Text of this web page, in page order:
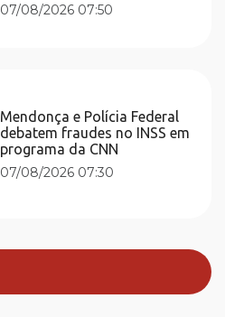
07/08/2026 07:50
Mendonça e Polícia Federal
debatem fraudes no INSS em
programa da CNN
07/08/2026 07:30